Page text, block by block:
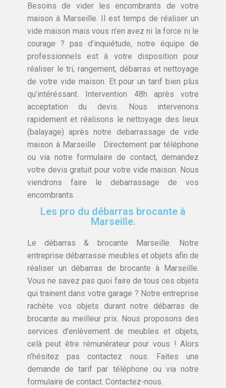
Besoins de vider les encombrants de votre
maison à Marseille. Il est temps de réaliser un
vide maison mais vous n’en avez ni la force ni le
courage ? pas d’inquiétude, notre équipe de
professionnels est à votre disposition pour
réaliser le tri, rangement, débarras et nettoyage
de votre vide maison. Et pour un tarif bien plus
qu’intéréssant. Intervention 48h après votre
acceptation du devis. Nous intervenons
rapidement et réalisons le nettoyage des lieux
(balayage) après notre debarrassage de vide
maison à Marseille . Directement par téléphone
ou via notre formulaire de contact, demandez
votre devis gratuit pour votre vide maison. Nous
viendrons faire le debarrassage de vos
encombrants.
Les pro du débarras brocante à
Marseille.
Le débarras & brocante Marseille. Notre
entreprise débarrasse meubles et objets afin de
réaliser un débarras de brocante à Marseille.
Vous ne savez pas quoi faire de tous ces objets
qui trainent dans votre garage ? Notre entreprise
rachète vos objets durant notre débarras de
brocante au meilleur prix. Nous proposons des
services d’enlèvement de meubles et objets,
celà peut être rémunérateur pour vous ! Alors
n’hésitez pas contactez nous. Faites une
demande de tarif par téléphone ou via notre
formulaire de contact. Contactez-nous.